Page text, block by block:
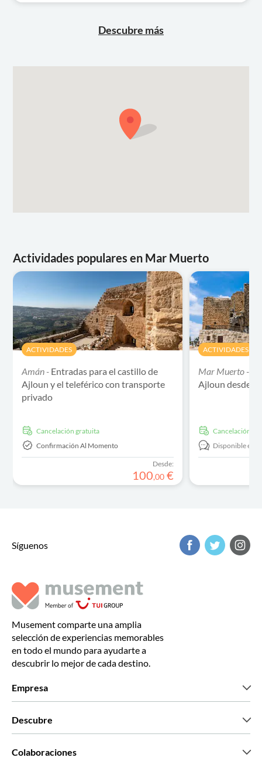
Descubre más
Actividades populares en Mar Muerto
ACTIVIDADES
Amán - Entradas para el castillo de
Ajloun y el teleférico con transporte
privado
cancelación gratuita
Confirmación Al Momento
Desde:
100,00 €
ACTIVIDADES
Mar Muerto -
Ajloun desde
cancelación
Disponible en:
Síguenos
Musement comparte una amplia
selección de experiencias memorables
en todo el mundo para ayudarte a
descubrir lo mejor de cada destino.
Empresa
Descubre
Colaboraciones